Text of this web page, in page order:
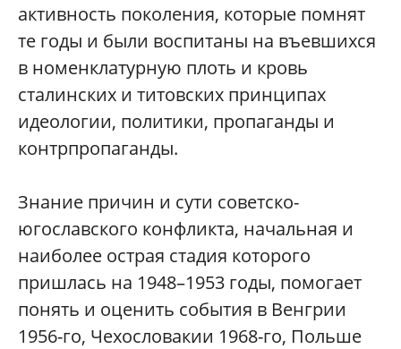
активность поколения, которые помнят
те годы и были воспитаны на въевшихся
в номенклатурную плоть и кровь
сталинских и титовских принципах
идеологии, политики, пропаганды и
контрпропаганды.
Знание причин и сути советско-
югославского конфликта, начальная и
наиболее острая стадия которого
пришлась на 1948–1953 годы, помогает
понять и оценить события в Венгрии
1956-го, Чехословакии 1968-го, Польше